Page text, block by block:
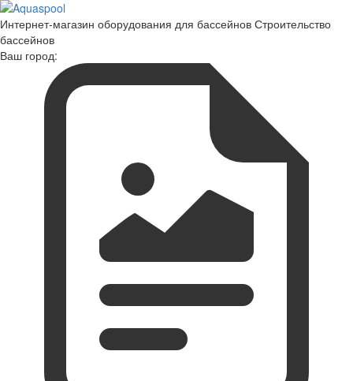
Интернет-магазин оборудования для бассейнов Строительство
бассейнов
Ваш город: